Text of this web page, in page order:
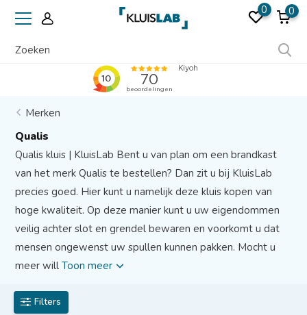
0 0
Merken
Qualis
Qualis kluis | KluisLab Bent u van plan om een brandkast
van het merk Qualis te bestellen? Dan zit u bij KluisLab
precies goed. Hier kunt u namelijk deze kluis kopen van
hoge kwaliteit. Op deze manier kunt u uw eigendommen
veilig achter slot en grendel bewaren en voorkomt u dat
mensen ongewenst uw spullen kunnen pakken. Mocht u
meer willToon meer
Filters